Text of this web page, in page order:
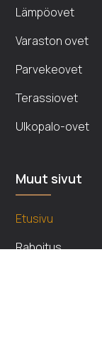
Lämpöovet
Varaston ovet
Parvekeovet
Terassiovet
Ulkopalo-ovet
Muut sivut
Etusivu
Rahoitus